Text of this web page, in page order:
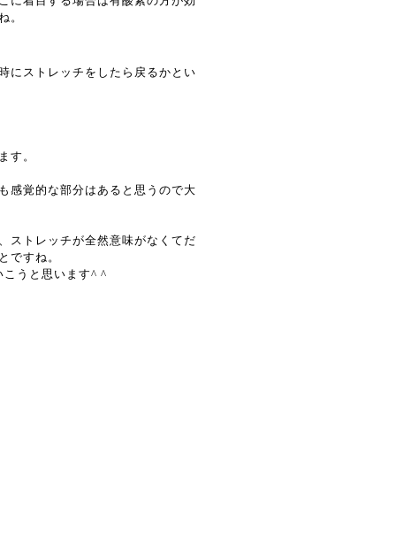
。
にストレッチをしたら戻るかとい
す。
感覚的な部分はあると思うので大
ストレッチが全然意味がなくてだ
ですね。
こうと思います^ ^